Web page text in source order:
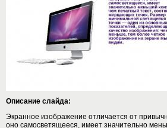
Описание слайда:
Экранное изображение отличается от
оно самосветящееся, имеет значительно